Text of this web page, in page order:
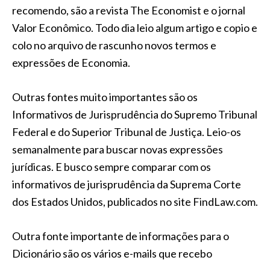
recomendo, são a revista The Economist e o jornal
Valor Econômico. Todo dia leio algum artigo e copio e
colo no arquivo de rascunho novos termos e
expressões de Economia.
Outras fontes muito importantes são os
Informativos de Jurisprudência do Supremo Tribunal
Federal e do Superior Tribunal de Justiça. Leio-os
semanalmente para buscar novas expressões
jurídicas. E busco sempre comparar com os
informativos de jurisprudência da Suprema Corte
dos Estados Unidos, publicados no site FindLaw.com.
Outra fonte importante de informações para o
Dicionário são os vários e-mails que recebo